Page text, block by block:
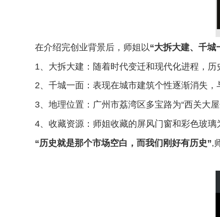
在介绍完创业背景后，师姐以“大拆大建、千城
1、大拆大建：随着时代变迁和现代化进程，
2、千城一面：表现在城市建筑个性逐渐消失
3、地理位置：广州市荔湾区多宝路为“西关大
4、收藏资源：师姐收藏的屏风门窗和彩色玻
“历史就是那个市场空白，而我们刚好有历史”,